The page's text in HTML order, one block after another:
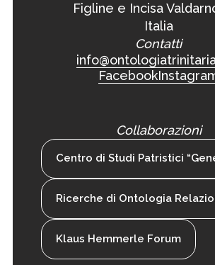
Figline e Incisa
Italia
Contatti
Facebook
Collaborazioni
Centro di Studi Patristici
Ricerche di Ontologia
Klaus Hemmerle Forum